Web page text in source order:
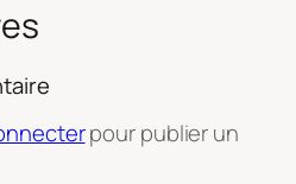
pour publier un